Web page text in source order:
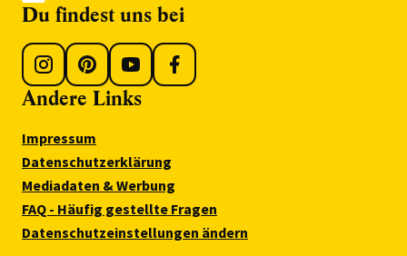
Du findest uns bei
Andere Links
Impressum
Datenschutzerklärung
Mediadaten & Werbung
FAQ - Häufig gestellte Fragen
Datenschutzeinstellungen ändern